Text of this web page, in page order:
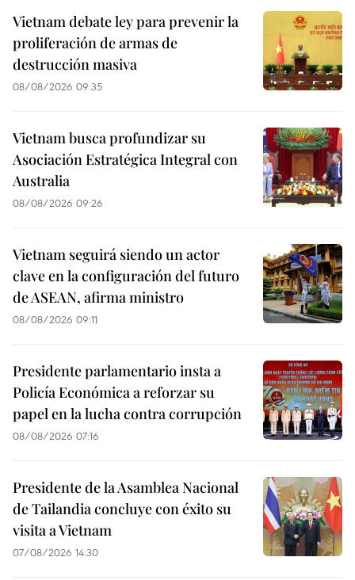
Vietnam debate ley para prevenir la
proliferación de armas de
destrucción masiva
08/08/2026 09:35
Vietnam busca profundizar su
Asociación Estratégica Integral con
Australia
08/08/2026 09:26
Vietnam seguirá siendo un actor
clave en la configuración del futuro
de ASEAN, afirma ministro
08/08/2026 09:11
Presidente parlamentario insta a
Policía Económica a reforzar su
papel en la lucha contra corrupción
08/08/2026 07:16
Presidente de la Asamblea Nacional
de Tailandia concluye con éxito su
visita a Vietnam
07/08/2026 14:30